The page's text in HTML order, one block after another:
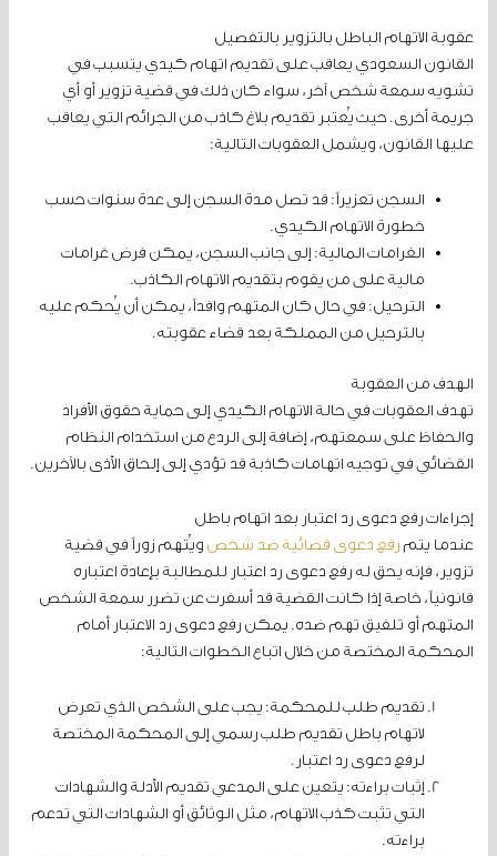
عقوبة الاتهام الباطل بالتزوير بالتفصيل
القانون السعودي يعاقب على تقديم اتهام كيدي يتسبب في
تشويه سمعة شخص آخر، سواء كان ذلك في قضية تزوير أو أي
جريمة أخرى. حيث يُعتبر تقديم بلاغ كاذب من الجرائم التي يعاقب
عليها القانون، ويشمل العقوبات التالية:
السجن تعزيراً: قد تصل مدة السجن إلى عدة سنوات حسب
خطورة الاتهام الكيدي.
الغرامات المالية: إلى جانب السجن، يمكن فرض غرامات
مالية على من يقوم بتقديم الاتهام الكاذب.
الترحيل: في حال كان المتهم وافداً، يمكن أن يُحكم عليه
بالترحيل من المملكة بعد قضاء عقوبته.
الهدف من العقوبة
تهدف العقوبات في حالة الاتهام الكيدي إلى حماية حقوق الأفراد
والحفاظ على سمعتهم، إضافة إلى الردع من استخدام النظام
القضائي في توجيه اتهامات كاذبة قد تؤدي إلى إلحاق الأذى بالآخرين.
إجراءات رفع دعوى رد اعتبار بعد اتهام باطل
عندما يتمرفع دعوى قضائية ضد شخص ويُتهم زوراً في قضية
تزوير، فإنه يحق له رفع دعوى رد اعتبار للمطالبة بإعادة اعتباره
قانونياً، خاصة إذا كانت القضية قد أسفرت عن تضرر سمعة الشخص
المتهم أو تلفيق تهم ضده. يمكن رفع دعوى رد الاعتبار أمام
المحكمة المختصة من خلال اتباع الخطوات التالية:
تقديم طلب للمحكمة: يجب على الشخص الذي تعرض
لاتهام باطل تقديم طلب رسمي إلى المحكمة المختصة
لرفع دعوى رد اعتبار.
إثبات براءته: يتعين على المدعي تقديم الأدلة والشهادات
التي تثبت كذب الاتهام، مثل الوثائق أو الشهادات التي تدعم
براءته.